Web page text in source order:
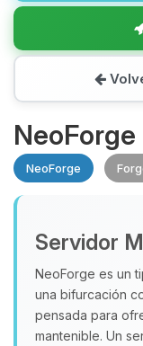
NeoForge
NeoForge
Servidor
NeoForge es un
una bifurcación
pensada para
mantenible. Un
Yupi,